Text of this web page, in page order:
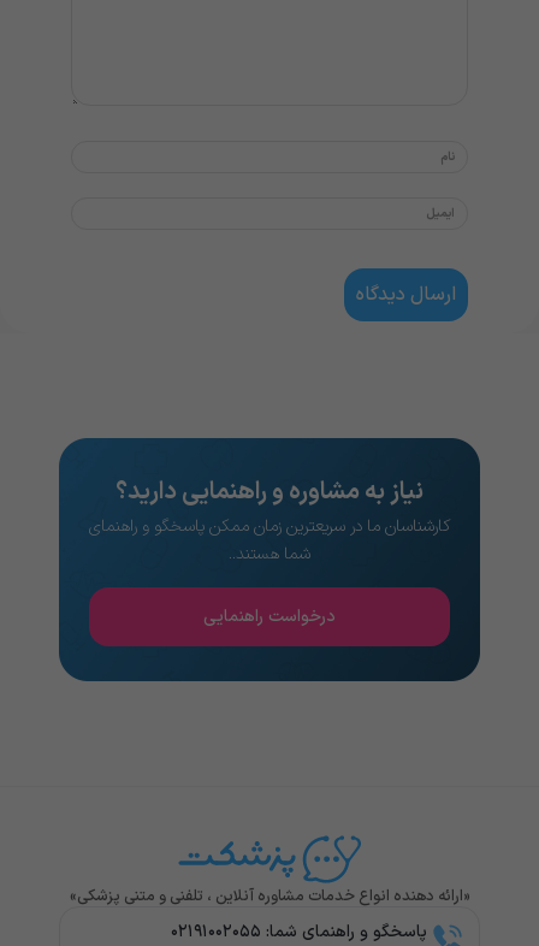
نیاز به مشاوره و راهنمایی دارید؟
کارشناسان ما در سریعترین زمان ممکن پاسخگو و راهنمای
شما هستند..
درخواست راهنمایی
«ارائه دهنده انواع خدمات مشاوره آنلاین ، تلفنی و متنی پزشکی»
پاسخگو و راهنمای شما: ۰۲۱۹۱۰۰۲۰۵۵